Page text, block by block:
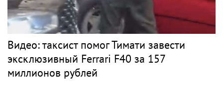
Видео: таксист помог Тимати завести
эксклюзивный Ferrari F40 за 157
миллионов рублей